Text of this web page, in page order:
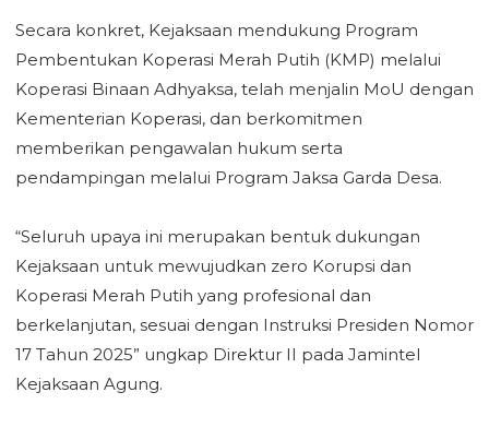
‎Secara konkret, Kejaksaan mendukung Program
Pembentukan Koperasi Merah Putih (KMP) melalui
Koperasi Binaan Adhyaksa, telah menjalin MoU dengan
Kementerian Koperasi, dan berkomitmen
memberikan pengawalan hukum serta
pendampingan melalui Program Jaksa Garda Desa.
‎“Seluruh upaya ini merupakan bentuk dukungan
Kejaksaan untuk mewujudkan zero Korupsi dan
Koperasi Merah Putih yang profesional dan
berkelanjutan, sesuai dengan Instruksi Presiden Nomor
‎17 Tahun 2025” ungkap Direktur II pada Jamintel
Kejaksaan Agung.